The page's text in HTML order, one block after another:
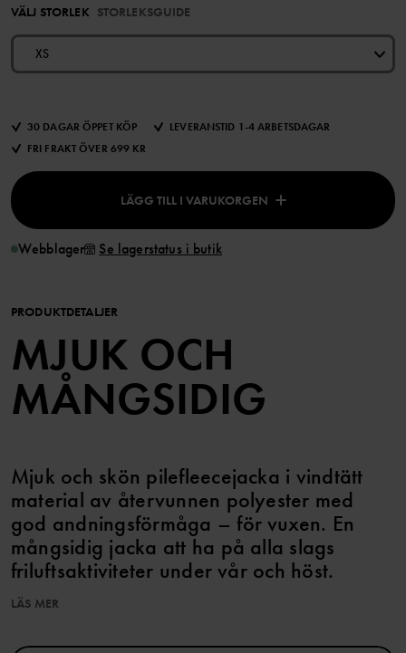
VÄLJ STORLEK STORLEKSGUIDE
XS
30 DAGAR ÖPPET KÖP
LEVERANSTID 1-4 ARBETSDAGAR
FRI FRAKT ÖVER 699 KR
LÄGG TILL I VARUKORGEN
Webblager Se lagerstatus i butik
PRODUKTDETALJER
MJUK OCH
MÅNGSIDIG
Mjuk och skön pilefleecejacka i vindtätt
material av återvunnen polyester med
god andningsförmåga – för vuxen. En
mångsidig jacka att ha på alla slags
friluftsaktiviteter under vår och höst.
LÄS MER